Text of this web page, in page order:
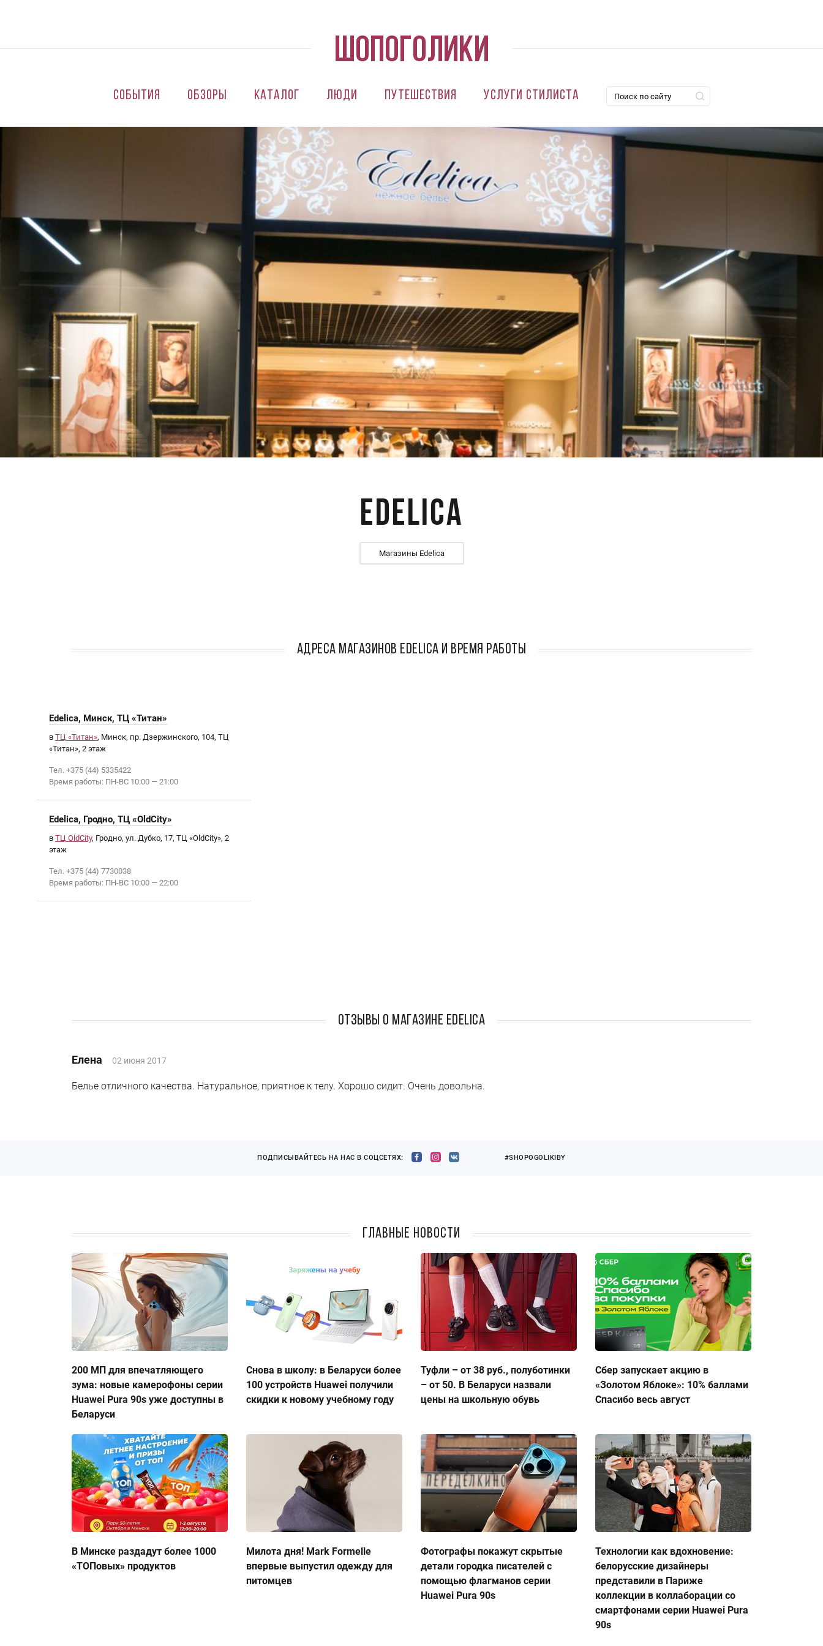
События Обзоры Каталог Люди Путешествия Услуги стилиста
Edelica
Магазины Edelica
АДРЕСА МАГАЗИНОВ Edelica И ВРЕМЯ РАБОТЫ
Edelica, Минск, ТЦ «Титан»
в ТЦ «Титан», Минск, пр. Дзержинского, 104, ТЦ
«Титан», 2 этаж
Тел. +375 (44) 5335422
Время работы: ПН-ВС 10:00 — 21:00
Edelica, Гродно, ТЦ «OldCity»
в ТЦ OldCity, Гродно, ул. Дубко, 17, ТЦ «OldCity», 2
этаж
Тел. +375 (44) 7730038
Время работы: ПН-ВС 10:00 — 22:00
Отзывы о магазине Edelica
Елена 02 июня 2017
Белье отличного качества. Натуральное, приятное к телу. Хорошо сидит. Очень довольна.
ПОДПИСЫВАЙТЕСЬ НА НАС В СОЦСЕТЯХ: #SHOPOGOLIKIBY
Главные новости
200 МП для впечатляющего
зума: новые камерофоны серии
Huawei Pura 90s уже доступны в
Беларуси
Снова в школу: в Беларуси более
100 устройств Huawei получили
скидки к новому учебному году
Туфли – от 38 руб., полуботинки
– от 50. В Беларуси назвали
цены на школьную обувь
Сбер запускает акцию в
«Золотом Яблоке»: 10% баллами
Спасибо весь август
В Минске раздадут более 1000
«ТОПовых» продуктов
Милота дня! Mark Formelle
впервые выпустил одежду для
питомцев
Фотографы покажут скрытые
детали городка писателей с
помощью флагманов серии
Huawei Pura 90s
Технологии как вдохновение:
белорусские дизайнеры
представили в Париже
коллекции в коллаборации со
смартфонами серии Huawei Pura
90s